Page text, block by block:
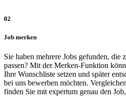
02
Job merken
Sie haben mehrere Jobs gefunden,
passen? Mit der Merken-Funktion
Ihre Wunschliste setzen und später
bei uns bewerben möchten.
finden Sie mit expertum genau den